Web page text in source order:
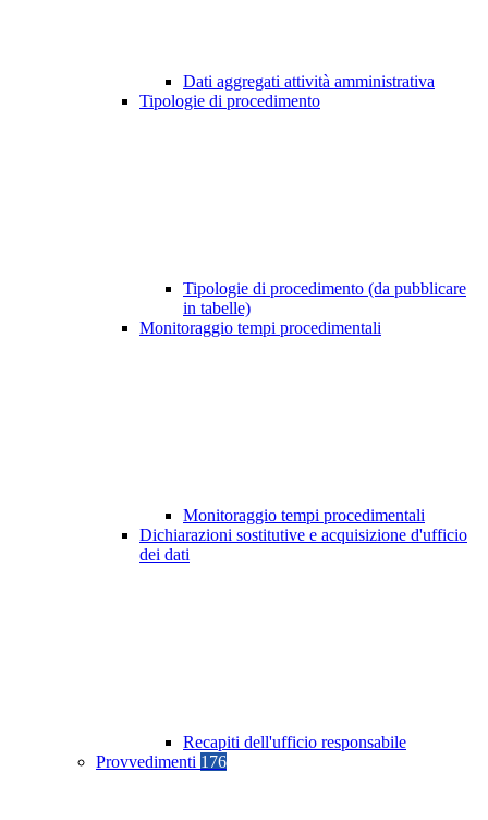
Dati aggregati attività amministrativa
Tipologie di procedimento
Tipologie di procedimento (da pubblicare
in tabelle)
Monitoraggio tempi procedimentali
Monitoraggio tempi procedimentali
Dichiarazioni sostitutive e acquisizione d'ufficio
dei dati
Recapiti dell'ufficio responsabile
Provvedimenti 176